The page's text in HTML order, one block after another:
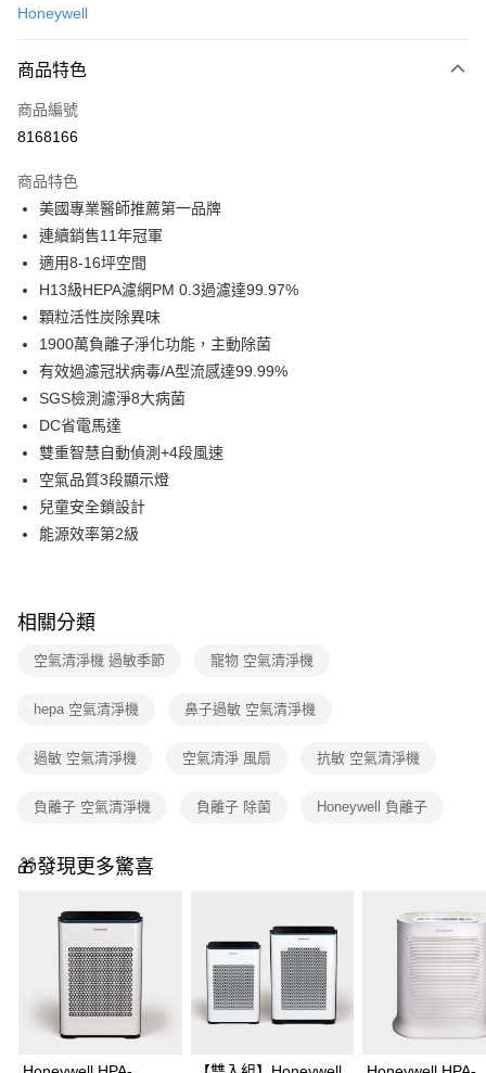
3 期 0 利率 每期
合作金庫商業銀行
上海商業儲蓄銀行
臺灣中小企業銀行
匯豐（台灣）商業銀行
聯邦商業銀行
元大商業銀行
玉山商業銀行
星展（台灣）商業銀行
台灣樂天信用卡公司
合作金庫商業銀行
上海商業儲蓄銀行
國泰世華商業銀行
匯豐（台灣）商業銀行
聯邦商業銀行
元大商業銀行
永豐商業銀行
玉山商業銀行
台新國際商業銀行
中國信託商業銀行
即享券
LINE Pay
Apple Pay
街口支付
Google Pay
ATM付款
運送方式
宅配
每筆NT$100，滿NT$999(含以上)免運費
Honeywell
商品特色
商品編號
8168166
商品特色
美國專業醫師推薦第一品牌
連續銷售11年冠軍
適用8-16坪空間
H13級HEPA濾網PM 0.3過濾達99.97%
顆粒活性炭除異味
1900萬負離子淨化功能，主動除菌
有效過濾冠狀病毒/A型流感達99.99%
SGS檢測濾淨8大病菌
DC省電馬達
雙重智慧自動偵測+4段風速
空氣品質3段顯示燈
兒童安全鎖設計
能源效率第2級
相關分類
空氣清淨機 過敏季節 寵物 空氣清淨機
hepa 空氣清淨機 鼻子過敏 空氣清淨機
過敏 空氣清淨機 空氣清淨 風扇 抗敏 空氣清淨機
負離子 空氣清淨機 負離子 除菌 Honeywell 負離子
🎁發現更多驚喜